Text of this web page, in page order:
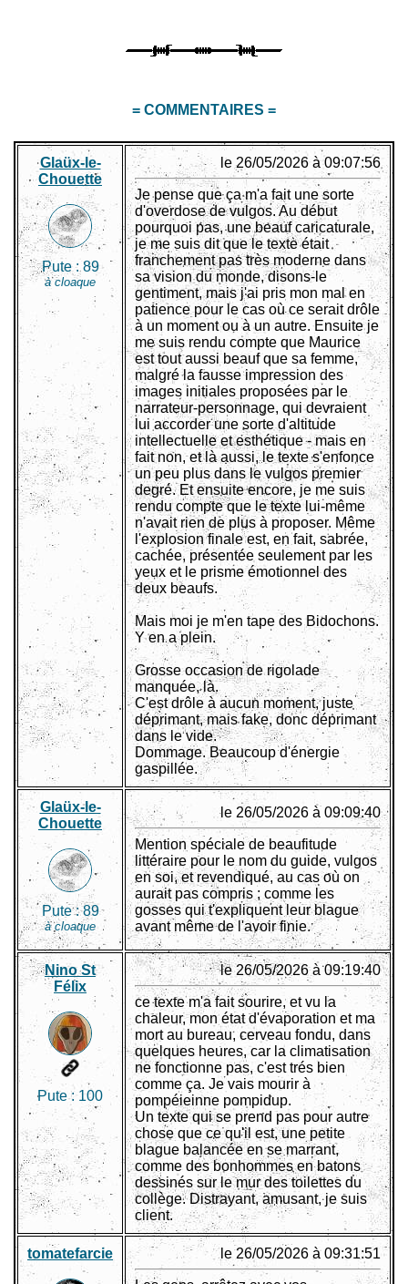
= COMMENTAIRES =
Glaüx-le-
Chouette
Pute :89
à cloaque
le 26/05/2026 à 09:07:56
Je pense que ça m'a fait une sorte
d'overdose de vulgos. Au début
pourquoi pas, une beauf caricaturale,
je me suis dit que le texte était
franchement pas très moderne dans
sa vision du monde, disons-le
gentiment, mais j'ai pris mon mal en
patience pour le cas où ce serait drôle
à un moment ou à un autre. Ensuite je
me suis rendu compte que Maurice
est tout aussi beauf que sa femme,
malgré la fausse impression des
images initiales proposées par le
narrateur-personnage, qui devraient
lui accorder une sorte d'altitude
intellectuelle et esthétique - mais en
fait non, et là aussi, le texte s'enfonce
un peu plus dans le vulgos premier
degré. Et ensuite encore, je me suis
rendu compte que le texte lui-même
n'avait rien de plus à proposer. Même
l'explosion finale est, en fait, sabrée,
cachée, présentée seulement par les
yeux et le prisme émotionnel des
deux beaufs.
Mais moi je m'en tape des Bidochons.
Y en a plein.
Grosse occasion de rigolade
manquée, là.
C'est drôle à aucun moment, juste
déprimant, mais fake, donc déprimant
dans le vide.
Dommage. Beaucoup d'énergie
gaspillée.
Glaüx-le-
Chouette
Pute :89
à cloaque
le 26/05/2026 à 09:09:40
Mention spéciale de beaufitude
littéraire pour le nom du guide, vulgos
en soi, et revendiqué, au cas où on
aurait pas compris ; comme les
gosses qui t'expliquent leur blague
avant même de l'avoir finie.
Nino St
Félix
Pute : 100
le 26/05/2026 à 09:19:40
ce texte m'a fait sourire, et vu la
chaleur, mon état d'évaporation et ma
mort au bureau, cerveau fondu, dans
quelques heures, car la climatisation
ne fonctionne pas, c'est trés bien
comme ça. Je vais mourir à
pompéieinne pompidup.
Un texte qui se prend pas pour autre
chose que ce qu'il est, une petite
blague balancée en se marrant,
comme des bonhommes en batons
dessinés sur le mur des toilettes du
collège. Distrayant, amusant, je suis
client.
tomatefarcie le 26/05/2026 à 09:31:51